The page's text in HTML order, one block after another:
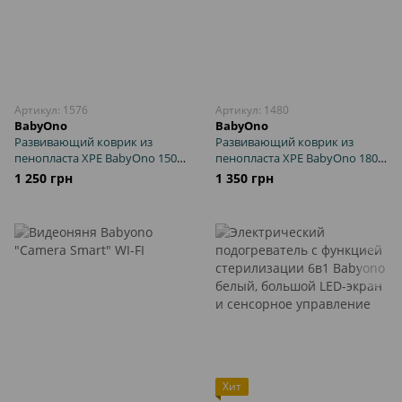
Артикул: 1576
BabyOno
Развивающий коврик из
пенопласта XPE BabyOno 150 x
200 см, компактная сборка,
легкая очистка
1 250 грн
Артикул: 1480
BabyOno
Развивающий коврик из
пенопласта XPE BabyOno 180 x
200 см, компактная сборка и
быстрая очистка
1 350 грн
Хит